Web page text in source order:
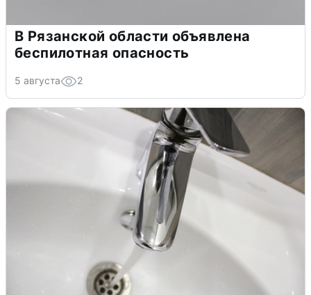
В Рязанской области объявлена
беспилотная опасность
5 августа 2